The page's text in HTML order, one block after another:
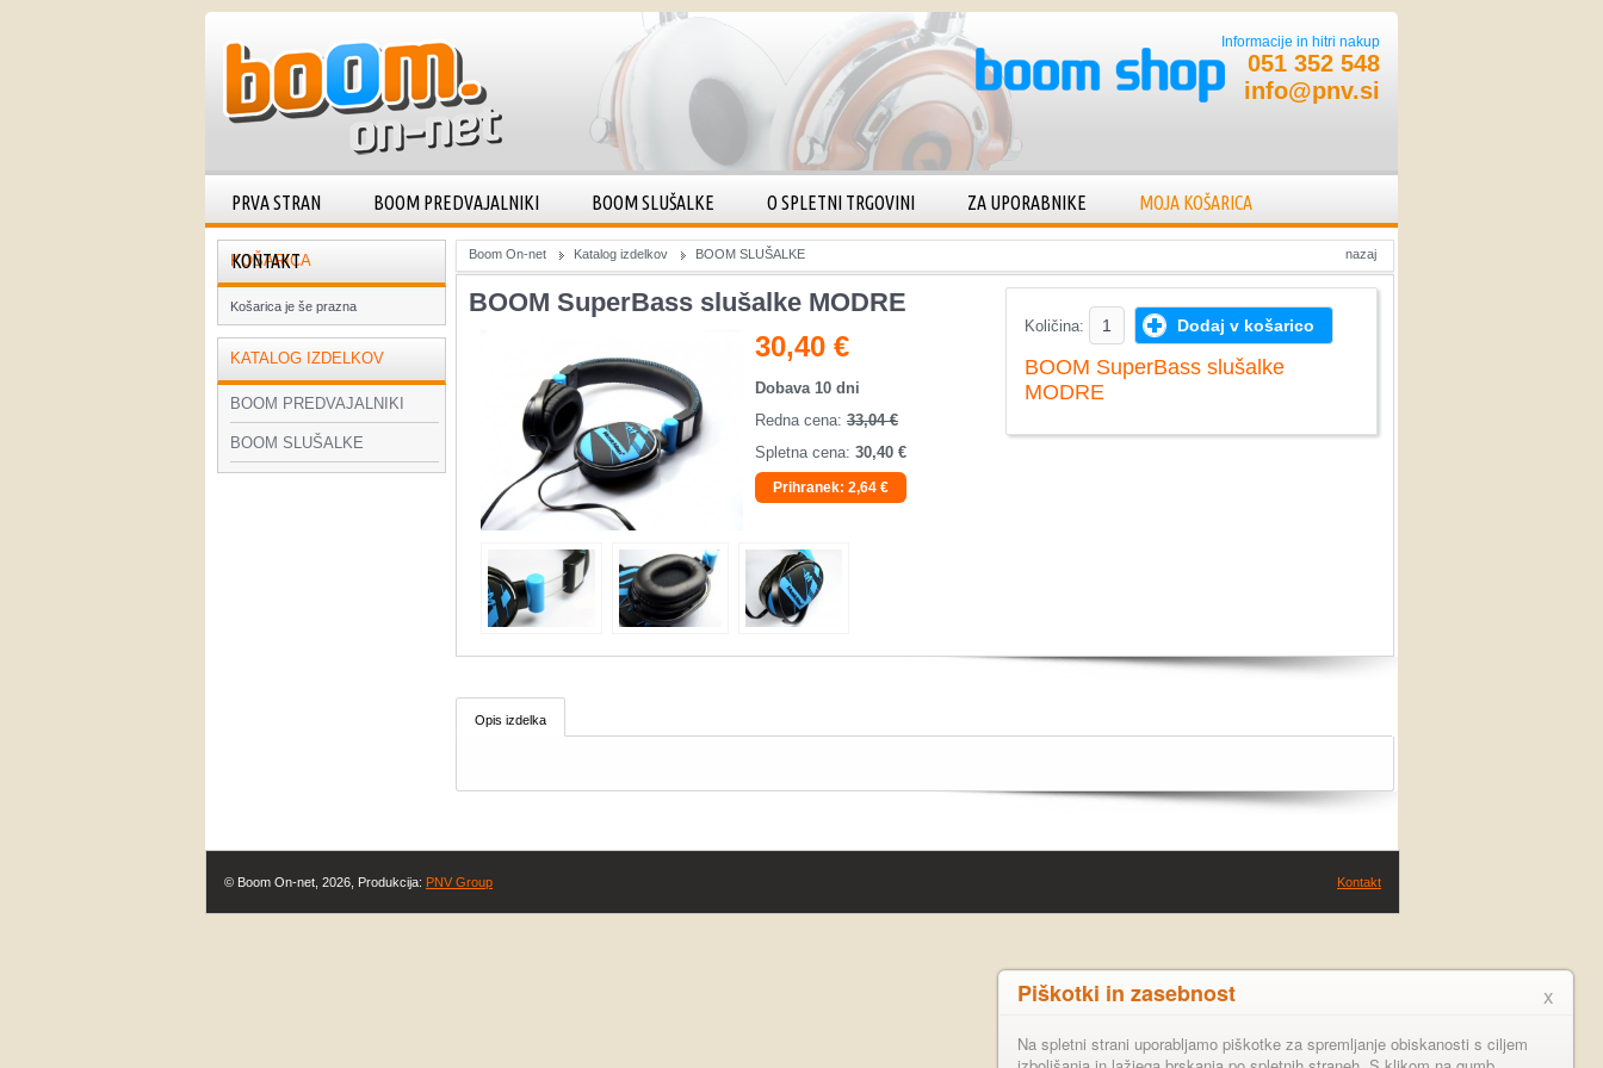
Informacije in hitri nakup
051 352 548
info@pnv.si
PRVA STRAN BOOM PREDVAJALNIKI BOOM SLUŠALKE O SPLETNI TRGOVINI ZA UPORABNIKE MOJA KOŠARICA
KONTAKT
KOŠARICA
Košarica je še prazna
KATALOG IZDELKOV
BOOM PREDVAJALNIKI
BOOM SLUŠALKE
Boom On-net Katalog izdelkov BOOM SLUŠALKE nazaj
BOOM SuperBass slušalke MODRE
30,40 €
Dobava 10 dni
Redna cena: 33,04 €
Spletna cena: 30,40 €
Prihranek: 2,64 €
Količina: Dodaj v košarico
BOOM SuperBass slušalke
MODRE
Opis izdelka
© Boom On-net, 2026, Produkcija: PNV Group Kontakt
x
Piškotki in zasebnost
Na spletni strani uporabljamo piškotke za spremljanje obiskanosti s ciljem